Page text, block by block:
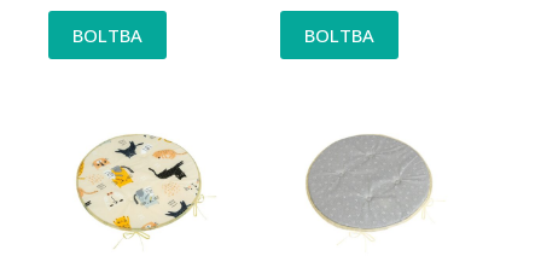
BOLTBA BOLTBA